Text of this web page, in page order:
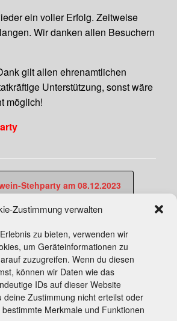
Zustimmung verwalten
zu bieten, verwenden wir
um Geräteinformationen zu
zuzugreifen. Wenn du diesen
können wir Daten wie das
IDs auf dieser Website
deine Zustimmung nicht erteilst oder
Merkmale und Funktionen
ein voller Erfolg. Zeitweise
Wir danken allen Besuchern
gilt allen ehrenamtlichen
Unterstützung, sonst wäre
möglich!
Stehparty am 08.12.2023